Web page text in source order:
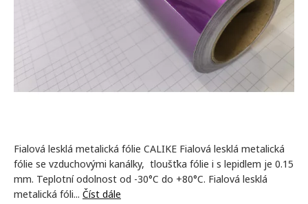
Fialová lesklá metalická fólie CALIKE Fialová lesklá metalická
fólie se vzduchovými kanálky, tloušťka fólie i s lepidlem je 0.15
mm. Teplotní odolnost od -30°C do +80°C. Fialová lesklá
metalická fóli... Číst dále